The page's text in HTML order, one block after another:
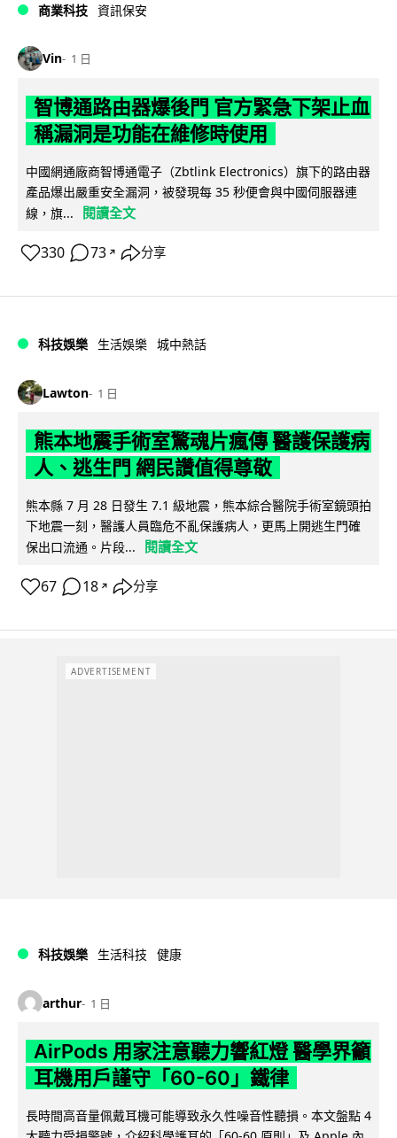
商業科技 資訊保安
Vin 1 日
智博通路由器爆後門 官方緊急下架止血
稱漏洞是功能在維修時使用
中國網通廠商智博通電子（Zbtlink Electronics）旗下的路由器
產品爆出嚴重安全漏洞，被發現每 35 秒便會與中國伺服器連
線，旗...
閱讀全文
330 73 ↗ 分享
科技娛樂 生活娛樂 城中熱話
Lawton 1 日
熊本地震手術室驚魂片瘋傳 醫護保護病
人、逃生門 網民讚值得尊敬
熊本縣 7 月 28 日發生 7.1 級地震，熊本綜合醫院手術室鏡頭拍
下地震一刻，醫護人員臨危不亂保護病人，更馬上開逃生門確
保出口流通。片段...
閱讀全文
67 18 ↗ 分享
ADVERTISEMENT
科技娛樂 生活科技 健康
arthur 1 日
AirPods 用家注意聽力響紅燈 醫學界籲
耳機用戶謹守「60-60」鐵律
長時間高音量佩戴耳機可能導致永久性噪音性聽損。本文盤點 4